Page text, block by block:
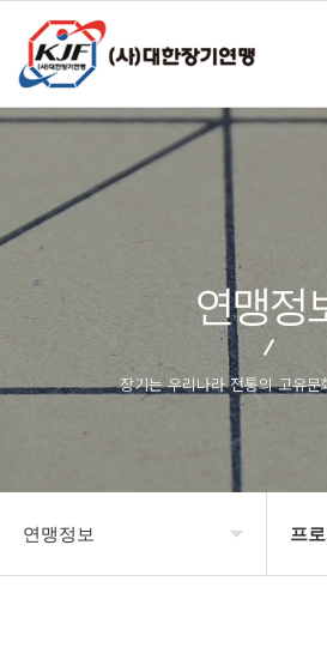
연맹정
장기는 우리나라 전통의 고유
연맹정보 프